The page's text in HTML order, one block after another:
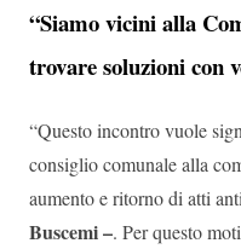
“Siamo vicini alla
trovare soluzioni con
“Questo incontro vuole
consiglio comunale alla
aumento e ritorno di atti
Buscemi –. Per questo